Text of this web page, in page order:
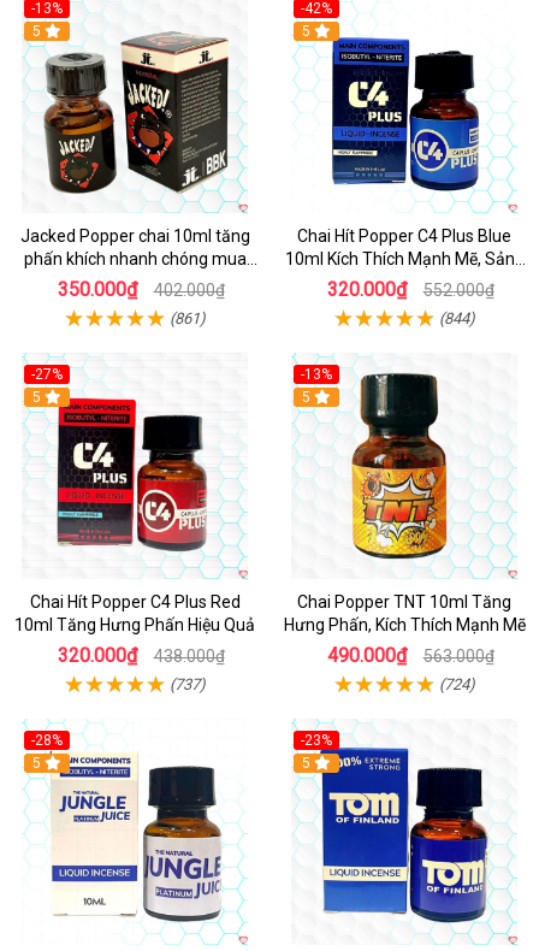
-13%
5
Jacked Popper chai 10ml tăng
phấn khích nhanh chóng mua
ngay
350.000₫ 402.000₫
(861)
-42%
5
Chai Hít Popper C4 Plus Blue
10ml Kích Thích Mạnh Mẽ, Sảng
Khoái
320.000₫ 552.000₫
(844)
-27%
5
Chai Hít Popper C4 Plus Red
10ml Tăng Hưng Phấn Hiệu Quả
320.000₫ 438.000₫
(737)
-13%
5
Chai Popper TNT 10ml Tăng
Hưng Phấn, Kích Thích Mạnh Mẽ
490.000₫ 563.000₫
(724)
-28%
5
-23%
5